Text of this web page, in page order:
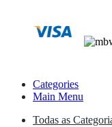
Categories
Main Menu
Todas as